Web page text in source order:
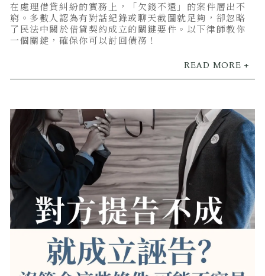
在處理借貸糾紛的實務上，「欠錢不還」的案件層出不
窮。多數人認為有對話紀錄或聊天截圖就足夠，卻忽略
了民法中關於借貸契約成立的關鍵要件。以下律師教你
一個關鍵，確保你可以討回債務！